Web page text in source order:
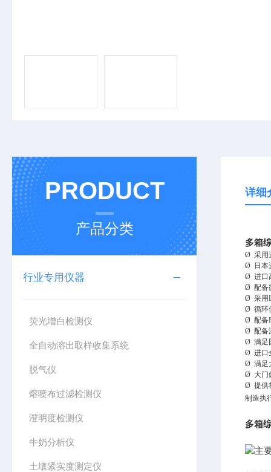
PRODUCT
产品分类
行业专用仪器
荧光增白检测仪
全自动溶出取样收集系统
脱气仪
熔喷布过滤检测仪
澄明度检测仪
牛奶分析仪
土壤紧实度测定仪
详细
多箱
Ø 采用
Ø 日
Ø 进口
Ø 配备
Ø 采用
Ø 循环
Ø 配备
Ø 配备
Ø 满足
Ø 进口
Ø 满足
Ø 大门
Ø 提供
制造执
多箱